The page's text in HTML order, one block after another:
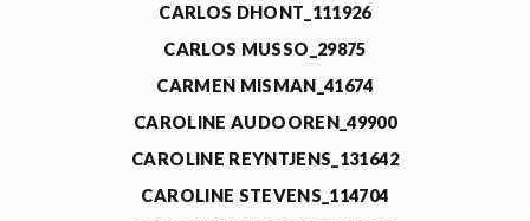
CARLOS DHONT_111926
CARLOS MUSSO_29875
CARMEN MISMAN_41674
CAROLINE AUDOOREN_49900
CAROLINE REYNTJENS_131642
CAROLINE STEVENS_114704